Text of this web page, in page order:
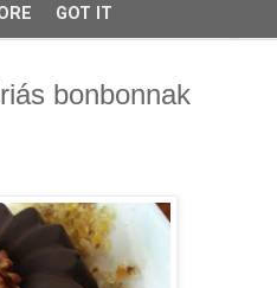
bonbonnak
GOT IT